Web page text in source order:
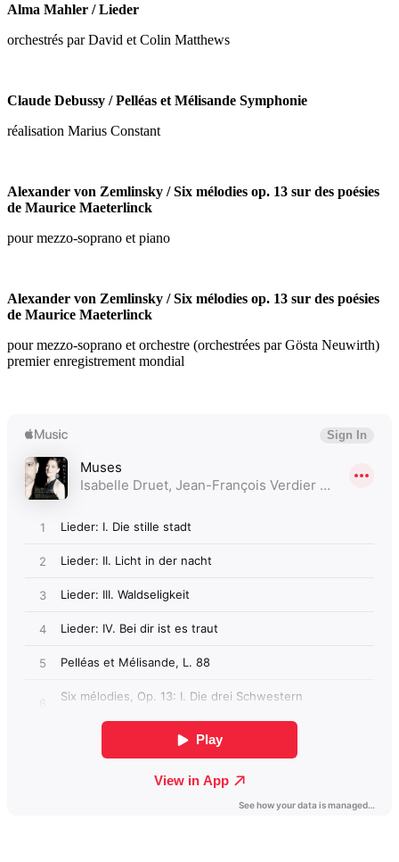
Alma Mahler / Lieder
orchestrés par David et Colin Matthews
Claude Debussy / Pelléas et Mélisande Symphonie
réalisation Marius Constant
Alexander von Zemlinsky / Six mélodies op. 13 sur des poésies
de Maurice Maeterlinck
pour mezzo-soprano et piano
Alexander von Zemlinsky / Six mélodies op. 13 sur des poésies
de Maurice Maeterlinck
pour mezzo-soprano et orchestre (orchestrées par Gösta Neuwirth)
premier enregistrement mondial